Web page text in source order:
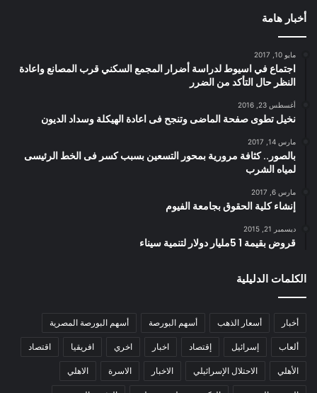
أخبار هامة
مايو 10, 2017
اجتماع في اسيوط لدراسة أضرار المجمع السكني قرب المصانع واعادة
النظر حال التأكد من الضرر
أغسطس 23, 2016
نخيل تطوى صفحة الماضى وتنجح فى اعادة الهيكلة وسداد الديون
مارس 14, 2017
بالصور.. كثافة مرورية بمحور التسعين بسبب كسر فى الخط الرئيسى
لمياه الشرب
مارس 6, 2017
إنشاء كلية الحقوق بجامعة الفيوم
ديسمبر 21, 2015
قروض بقيمة 1 5مليار دولار لتنمية سيناء
الكلمات الدليلية
أخبار أسعار الذهب أسهم البورصة أسهم البورصة المصرية
ألعاب إسرائيل إقتصاد اخبار اخري افريقيا اقتصاد
الأهلي الاحتلال الإسرائيلي الاخبار الاسرة الاهلي